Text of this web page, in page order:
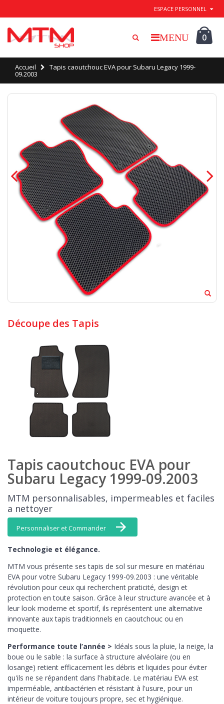
ESPACE PERSONNEL
0
Accueil Tapis caoutchouc EVA pour Subaru Legacy 1999-
09.2003
Découpe des Tapis
Tapis caoutchouc EVA pour
Subaru Legacy 1999-09.2003
MTM personnalisables, impermeables et faciles
a nettoyer
Personnaliser et Commander
Technologie et élégance.
MTM vous présente ses tapis de sol sur mesure en matériau
EVA pour votre Subaru Legacy 1999-09.2003 : une véritable
révolution pour ceux qui recherchent praticité, design et
protection en toute saison. Grâce à leur structure avancée et à
leur look moderne et sportif, ils représentent une alternative
innovante aux tapis traditionnels en caoutchouc ou en
moquette.
Performance toute l’année > Idéals sous la pluie, la neige, la
boue ou le sable : la surface à structure alvéolaire (ou en
losange) retient efficacement les débris et liquides pour éviter
qu'ils ne se répandent dans l'habitacle. Le matériau EVA est
imperméable, antibactérien et résistant à l'usure, pour un
intérieur de voiture toujours propre, sec et hygiénique.